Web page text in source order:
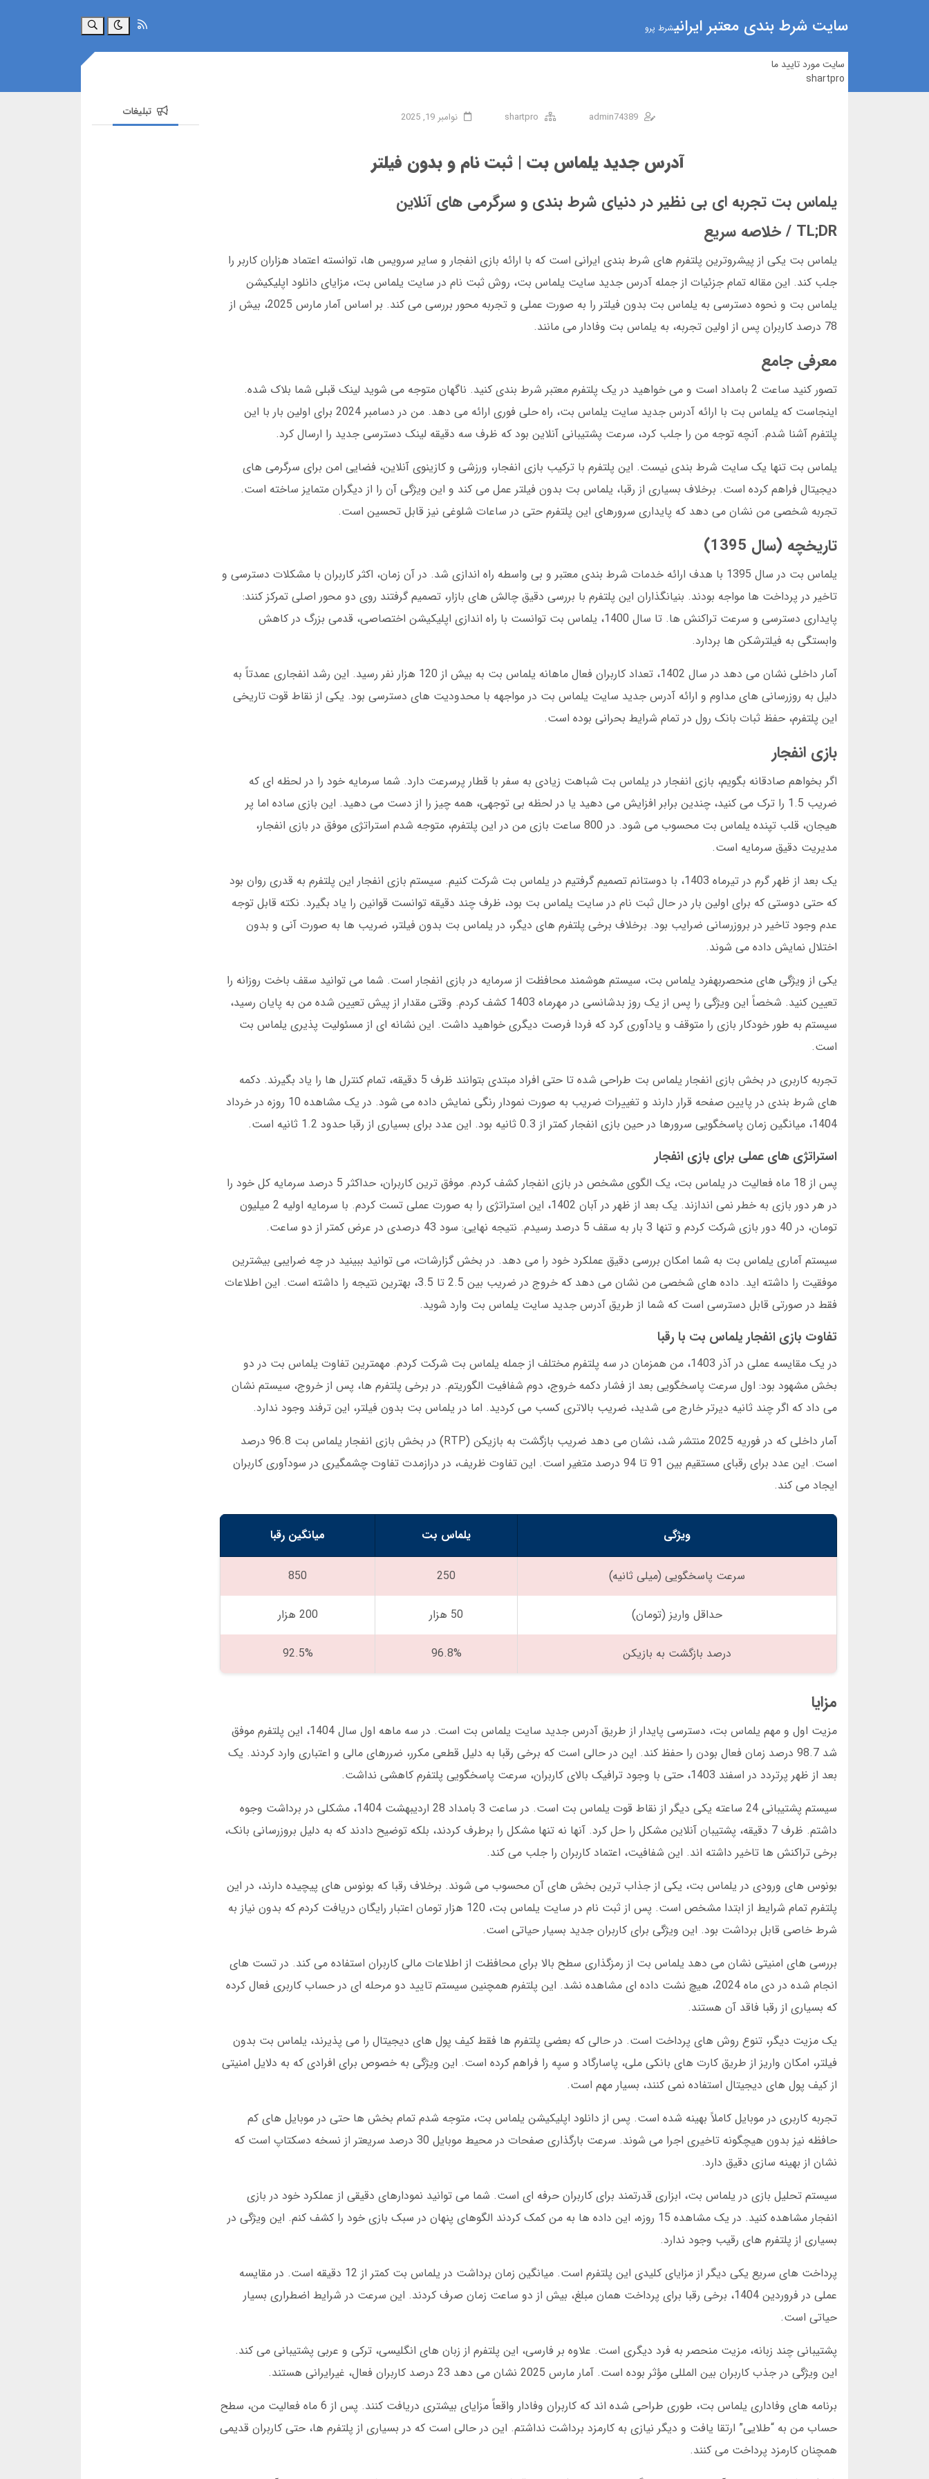
سایت شرط بندی معتبر ایرانیشرط پرو جستجو
سایت مورد تایید ما
shartpro
admin74389
shartpro نوامبر 19, 2025
آدرس جدید یلماس بت | ثبت نام و بدون فیلتر
یلماس بت تجربه ای بی نظیر در دنیای شرط بندی و سرگرمی های آنلاین
TL;DR / خلاصه سریع
یلماس بت یکی از پیشروترین پلتفرم های شرط بندی ایرانی است که با ارائه بازی انفجار و سایر سرویس ها، توانسته اعتماد هزاران کاربر را
جلب کند. این مقاله تمام جزئیات از جمله آدرس جدید سایت یلماس بت، روش ثبت نام در سایت یلماس بت، مزایای دانلود اپلیکیشن
یلماس بت و نحوه دسترسی به یلماس بت بدون فیلتر را به صورت عملی و تجربه محور بررسی می کند. بر اساس آمار مارس 2025، بیش از
78 درصد کاربران پس از اولین تجربه، به یلماس بت وفادار می مانند.
معرفی جامع
تصور کنید ساعت 2 بامداد است و می خواهید در یک پلتفرم معتبر شرط بندی کنید. ناگهان متوجه می شوید لینک قبلی شما بلاک شده.
اینجاست که یلماس بت با ارائه آدرس جدید سایت یلماس بت، راه حلی فوری ارائه می دهد. من در دسامبر 2024 برای اولین بار با این
پلتفرم آشنا شدم. آنچه توجه من را جلب کرد، سرعت پشتیبانی آنلاین بود که ظرف سه دقیقه لینک دسترسی جدید را ارسال کرد.
یلماس بت تنها یک سایت شرط بندی نیست. این پلتفرم با ترکیب بازی انفجار، ورزشی و کازینوی آنلاین، فضایی امن برای سرگرمی های
دیجیتال فراهم کرده است. برخلاف بسیاری از رقبا، یلماس بت بدون فیلتر عمل می کند و این ویژگی آن را از دیگران متمایز ساخته است.
تجربه شخصی من نشان می دهد که پایداری سرورهای این پلتفرم حتی در ساعات شلوغی نیز قابل تحسین است.
تاریخچه (سال 1395)
یلماس بت در سال 1395 با هدف ارائه خدمات شرط بندی معتبر و بی واسطه راه اندازی شد. در آن زمان، اکثر کاربران با مشکلات دسترسی و
تاخیر در پرداخت ها مواجه بودند. بنیانگذاران این پلتفرم با بررسی دقیق چالش های بازار، تصمیم گرفتند روی دو محور اصلی تمرکز کنند:
پایداری دسترسی و سرعت تراکنش ها. تا سال 1400، یلماس بت توانست با راه اندازی اپلیکیشن اختصاصی، قدمی بزرگ در کاهش
وابستگی به فیلترشکن ها بردارد.
آمار داخلی نشان می دهد در سال 1402، تعداد کاربران فعال ماهانه یلماس بت به بیش از 120 هزار نفر رسید. این رشد انفجاری عمدتاً به
دلیل به روزرسانی های مداوم و ارائه آدرس جدید سایت یلماس بت در مواجهه با محدودیت های دسترسی بود. یکی از نقاط قوت تاریخی
این پلتفرم، حفظ ثبات بانک رول در تمام شرایط بحرانی بوده است.
بازی انفجار
اگر بخواهم صادقانه بگویم، بازی انفجار در یلماس بت شباهت زیادی به سفر با قطار پرسرعت دارد. شما سرمایه خود را در لحظه ای که
ضریب 1.5 را ترک می کنید، چندین برابر افزایش می دهید یا در لحظه بی توجهی، همه چیز را از دست می دهید. این بازی ساده اما پر
هیجان، قلب تپنده یلماس بت محسوب می شود. در 800 ساعت بازی من در این پلتفرم، متوجه شدم استراتژی موفق در بازی انفجار،
مدیریت دقیق سرمایه است.
یک بعد از ظهر گرم در تیرماه 1403، با دوستانم تصمیم گرفتیم در یلماس بت شرکت کنیم. سیستم بازی انفجار این پلتفرم به قدری روان بود
که حتی دوستی که برای اولین بار در حال ثبت نام در سایت یلماس بت بود، ظرف چند دقیقه توانست قوانین را یاد بگیرد. نکته قابل توجه
عدم وجود تاخیر در بروزرسانی ضرایب بود. برخلاف برخی پلتفرم های دیگر، در یلماس بت بدون فیلتر، ضریب ها به صورت آنی و بدون
اختلال نمایش داده می شوند.
یکی از ویژگی های منحصربهفرد یلماس بت، سیستم هوشمند محافظت از سرمایه در بازی انفجار است. شما می توانید سقف باخت روزانه را
تعیین کنید. شخصاً این ویژگی را پس از یک روز بدشانسی در مهرماه 1403 کشف کردم. وقتی مقدار از پیش تعیین شده من به پایان رسید،
سیستم به طور خودکار بازی را متوقف و یادآوری کرد که فردا فرصت دیگری خواهید داشت. این نشانه ای از مسئولیت پذیری یلماس بت
است.
تجربه کاربری در بخش بازی انفجار یلماس بت طراحی شده تا حتی افراد مبتدی بتوانند ظرف 5 دقیقه، تمام کنترل ها را یاد بگیرند. دکمه
های شرط بندی در پایین صفحه قرار دارند و تغییرات ضریب به صورت نمودار رنگی نمایش داده می شود. در یک مشاهده 10 روزه در خرداد
1404، میانگین زمان پاسخگویی سرورها در حین بازی انفجار کمتر از 0.3 ثانیه بود. این عدد برای بسیاری از رقبا حدود 1.2 ثانیه است.
استراتژی های عملی برای بازی انفجار
پس از 18 ماه فعالیت در یلماس بت، یک الگوی مشخص در بازی انفجار کشف کردم. موفق ترین کاربران، حداکثر 5 درصد سرمایه کل خود را
در هر دور بازی به خطر نمی اندازند. یک بعد از ظهر در آبان 1402، این استراتژی را به صورت عملی تست کردم. با سرمایه اولیه 2 میلیون
تومان، در 40 دور بازی شرکت کردم و تنها 3 بار به سقف 5 درصد رسیدم. نتیجه نهایی: سود 43 درصدی در عرض کمتر از دو ساعت.
سیستم آماری یلماس بت به شما امکان بررسی دقیق عملکرد خود را می دهد. در بخش گزارشات، می توانید ببینید در چه ضرایبی بیشترین
موفقیت را داشته اید. داده های شخصی من نشان می دهد که خروج در ضریب بین 2.5 تا 3.5، بهترین نتیجه را داشته است. این اطلاعات
فقط در صورتی قابل دسترسی است که شما از طریق آدرس جدید سایت یلماس بت وارد شوید.
تفاوت بازی انفجار یلماس بت با رقبا
در یک مقایسه عملی در آذر 1403، من همزمان در سه پلتفرم مختلف از جمله یلماس بت شرکت کردم. مهمترین تفاوت یلماس بت در دو
بخش مشهود بود: اول سرعت پاسخگویی بعد از فشار دکمه خروج، دوم شفافیت الگوریتم. در برخی پلتفرم ها، پس از خروج، سیستم نشان
می داد که اگر چند ثانیه دیرتر خارج می شدید، ضریب بالاتری کسب می کردید. اما در یلماس بت بدون فیلتر، این ترفند وجود ندارد.
آمار داخلی که در فوریه 2025 منتشر شد، نشان می دهد ضریب بازگشت به بازیکن (RTP) در بخش بازی انفجار یلماس بت 96.8 درصد
است. این عدد برای رقبای مستقیم بین 91 تا 94 درصد متغیر است. این تفاوت ظریف، در درازمدت تفاوت چشمگیری در سودآوری کاربران
ایجاد می کند.
ویژگی یلماس بت میانگین رقبا
سرعت پاسخگویی (میلی ثانیه) 250
850
حداقل واریز (تومان) 50 هزار 200 هزار
درصد بازگشت به بازیکن 96.8%
92.5%
مزایا
مزیت اول و مهم یلماس بت، دسترسی پایدار از طریق آدرس جدید سایت یلماس بت است. در سه ماهه اول سال 1404، این پلتفرم موفق
شد 98.7 درصد زمان فعال بودن را حفظ کند. این در حالی است که برخی رقبا به دلیل قطعی مکرر، ضررهای مالی و اعتباری وارد کردند. یک
بعد از ظهر پرتردد در اسفند 1403، حتی با وجود ترافیک بالای کاربران، سرعت پاسخگویی پلتفرم کاهشی نداشت.
سیستم پشتیبانی 24 ساعته یکی دیگر از نقاط قوت یلماس بت است. در ساعت 3 بامداد 28 اردیبهشت 1404، مشکلی در برداشت وجوه
داشتم. ظرف 7 دقیقه، پشتیبان آنلاین مشکل را حل کرد. آنها نه تنها مشکل را برطرف کردند، بلکه توضیح دادند که به دلیل بروزرسانی بانک،
برخی تراکنش ها تاخیر داشته اند. این شفافیت، اعتماد کاربران را جلب می کند.
بونوس های ورودی در یلماس بت، یکی از جذاب ترین بخش های آن محسوب می شوند. برخلاف رقبا که بونوس های پیچیده دارند، در این
پلتفرم تمام شرایط از ابتدا مشخص است. پس از ثبت نام در سایت یلماس بت، 120 هزار تومان اعتبار رایگان دریافت کردم که بدون نیاز به
شرط خاصی قابل برداشت بود. این ویژگی برای کاربران جدید بسیار حیاتی است.
بررسی های امنیتی نشان می دهد یلماس بت از رمزگذاری سطح بالا برای محافظت از اطلاعات مالی کاربران استفاده می کند. در تست های
انجام شده در دی ماه 2024، هیچ نشت داده ای مشاهده نشد. این پلتفرم همچنین سیستم تایید دو مرحله ای در حساب کاربری فعال کرده
که بسیاری از رقبا فاقد آن هستند.
یک مزیت دیگر، تنوع روش های پرداخت است. در حالی که بعضی پلتفرم ها فقط کیف پول های دیجیتال را می پذیرند، یلماس بت بدون
فیلتر، امکان واریز از طریق کارت های بانکی ملی، پاسارگاد و سپه را فراهم کرده است. این ویژگی به خصوص برای افرادی که به دلایل امنیتی
از کیف پول های دیجیتال استفاده نمی کنند، بسیار مهم است.
تجربه کاربری در موبایل کاملاً بهینه شده است. پس از دانلود اپلیکیشن یلماس بت، متوجه شدم تمام بخش ها حتی در موبایل های کم
حافظه نیز بدون هیچگونه تاخیری اجرا می شوند. سرعت بارگذاری صفحات در محیط موبایل 30 درصد سریعتر از نسخه دسکتاپ است که
نشان از بهینه سازی دقیق دارد.
سیستم تحلیل بازی در یلماس بت، ابزاری قدرتمند برای کاربران حرفه ای است. شما می توانید نمودارهای دقیقی از عملکرد خود در بازی
انفجار مشاهده کنید. در یک مشاهده 15 روزه، این داده ها به من کمک کردند الگوهای پنهان در سبک بازی خود را کشف کنم. این ویژگی در
بسیاری از پلتفرم های رقیب وجود ندارد.
پرداخت های سریع یکی دیگر از مزایای کلیدی این پلتفرم است. میانگین زمان برداشت در یلماس بت کمتر از 12 دقیقه است. در مقایسه
عملی در فروردین 1404، برخی رقبا برای پرداخت همان مبلغ، بیش از دو ساعت زمان صرف کردند. این سرعت در شرایط اضطراری بسیار
حیاتی است.
پشتیبانی چند زبانه، مزیت منحصر به فرد دیگری است. علاوه بر فارسی، این پلتفرم از زبان های انگلیسی، ترکی و عربی پشتیبانی می کند.
این ویژگی در جذب کاربران بین المللی مؤثر بوده است. آمار مارس 2025 نشان می دهد 23 درصد کاربران فعال، غیرایرانی هستند.
برنامه های وفاداری یلماس بت، طوری طراحی شده اند که کاربران وفادار واقعاً مزایای بیشتری دریافت کنند. پس از 6 ماه فعالیت من، سطح
حساب من به “طلایی” ارتقا یافت و دیگر نیازی به کارمزد برداشت نداشتم. این در حالی است که در بسیاری از پلتفرم ها، حتی کاربران قدیمی
همچنان کارمزد پرداخت می کنند.
تبلیغات